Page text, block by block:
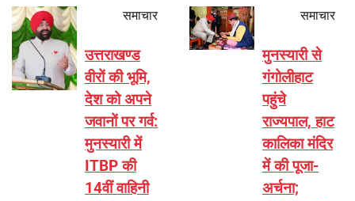
समाचार
उत्तराखण्ड
वीरों की भूमि,
देश को अपने
जवानों पर गर्व:
मुनस्यारी में
ITBP की
14वीं वाहिनी
समाचार
मुनस्यारी से
गंगोलीहाट
पहुंचे
राज्यपाल, हाट
कालिका मंदिर
में की पूजा-
अर्चना;